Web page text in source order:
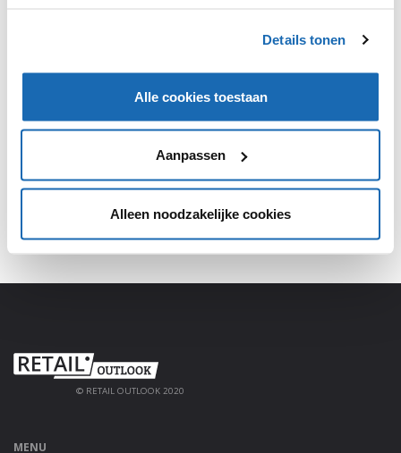
Details tonen
Alle cookies toestaan
Aanpassen
Alleen noodzakelijke cookies
SHARE, LEARN & CONNECT!
Meld je aan, deel jouw kennis en haal alles uit het
AANMELDEN
© RETAIL OUTLOOK 2020
MENU